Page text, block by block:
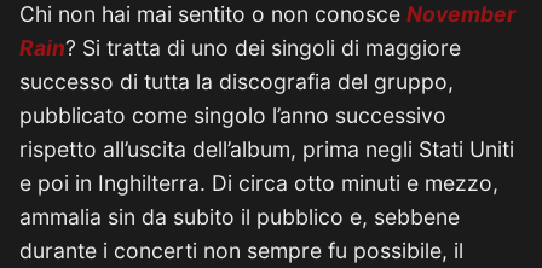
Chi non hai mai sentito o non conosce November
Rain? Si tratta di uno dei singoli di maggiore
successo di tutta la discografia del gruppo,
pubblicato come singolo l’anno successivo
rispetto all’uscita dell’album, prima negli Stati Uniti
e poi in Inghilterra. Di circa otto minuti e mezzo,
ammalia sin da subito il pubblico e, sebbene
durante i concerti non sempre fu possibile, il